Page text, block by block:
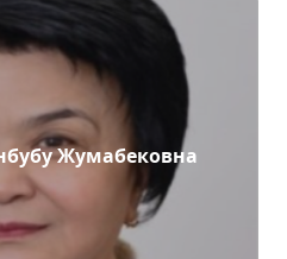
Жумабековна